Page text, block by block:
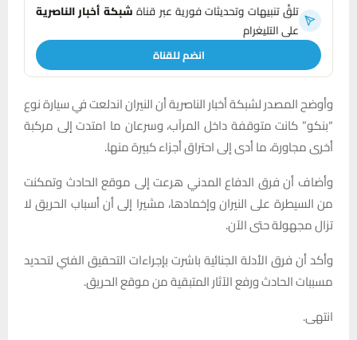
تلقَّ تنبيهات وتحديثات فورية عبر قناةشبكة أخبار الناصرية
على التليغرام
انضم للقناة
وأوضح المصدر لشبكة أخبار الناصرية أن النيران اندلعت في سيارة نوع
“بنكو” كانت متوقفة داخل المرآب، وسرعان ما امتدت إلى مركبة
أخرى مجاورة، ما أدى إلى احتراق أجزاء كبيرة منها.
وأضاف أن فرق الدفاع المدني هرعت إلى موقع الحادث وتمكنت
من السيطرة على النيران وإخمادها، مشيرا إلى أن أسباب الحريق لا
تزال مجهولة حتى الآن.
وأكد أن فرق الأدلة الجنائية باشرت بإجراءات التحقيق الفني لتحديد
مسببات الحادث ورفع الآثار المتبقية من موقع الحريق.
انتهى.